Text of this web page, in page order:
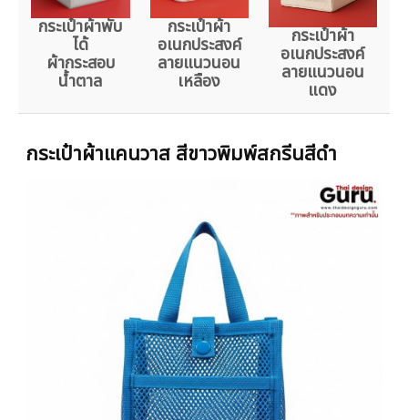
กระเป๋าผ้าพับ
ได้
ผ้ากระสอบ
น้ำตาล
กระเป๋าผ้า
อเนกประสงค์
ลายแนวนอน
เหลือง
กระเป๋าผ้า
อเนกประสงค์
ลายแนวนอน
แดง
กระเป๋าผ้าแคนวาส สีขาวพิมพ์สกรีนสีดำ